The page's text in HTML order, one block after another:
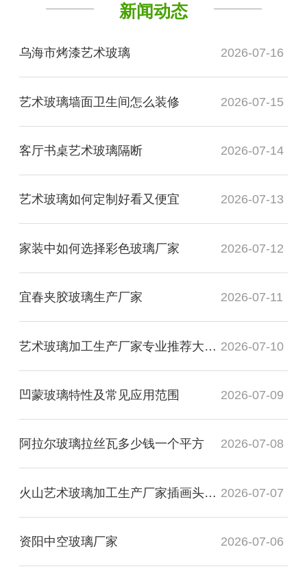
新闻动态
乌海市烤漆艺术玻璃 2026-07-16
艺术玻璃墙面卫生间怎么装修 2026-07-15
客厅书桌艺术玻璃隔断 2026-07-14
艺术玻璃如何定制好看又便宜 2026-07-13
家装中如何选择彩色玻璃厂家 2026-07-12
宜春夹胶玻璃生产厂家 2026-07-11
艺术玻璃加工生产厂家专业推荐大专毕业 2026-07-10
凹蒙玻璃特性及常见应用范围 2026-07-09
阿拉尔玻璃拉丝瓦多少钱一个平方 2026-07-08
火山艺术玻璃加工生产厂家插画头像图 2026-07-07
资阳中空玻璃厂家 2026-07-06